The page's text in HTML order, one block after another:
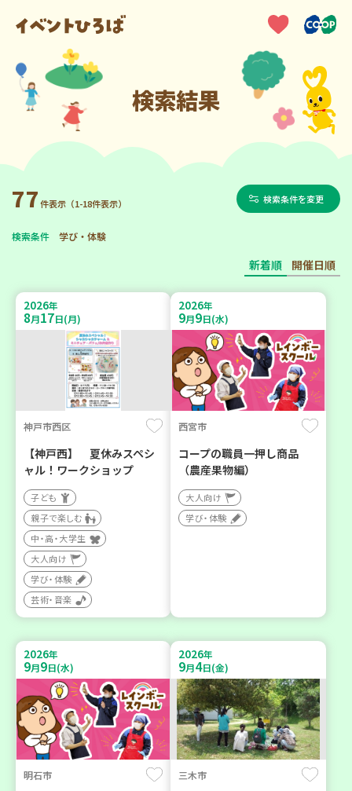
検索結果
77件表示（1-18件表示） 検索条件を変更
検索条件 学び・体験
新着順 開催日順
2026年
8月17日(月)
神戸市西区
【神戸西】 夏休みスペシ
ャル！ワークショップ
子ども
親子で楽しむ
中・高・大学生
大人向け
学び・体験
芸術・音楽
2026年
9月9日(水)
西宮市
コープの職員一押し商品
（農産果物編）
大人向け
学び・体験
2026年
9月9日(水)
明石市
2026年
9月4日(金)
三木市